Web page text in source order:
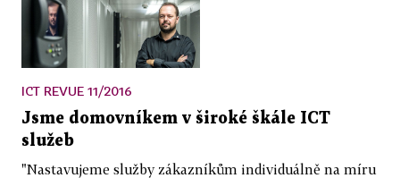
ICT REVUE 11/2016
Jsme domovníkem v široké škále ICT
služeb
"Nastavujeme služby zákazníkům individuálně na míru